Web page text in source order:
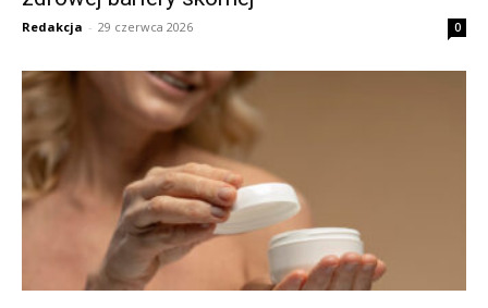
Redakcja - 29 czerwca 2026 0